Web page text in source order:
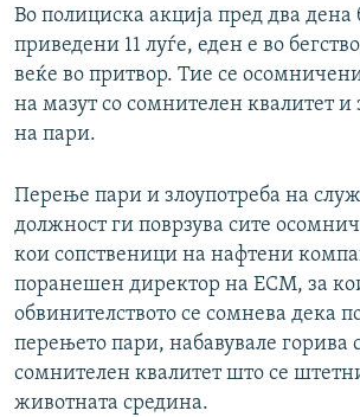
Во полициска акција пред два дена
приведени 11 луѓе, еден е во
веќе во притвор. Тие се
на мазут со сомнителен квалитет и
на пари.
Перење пари и злоупотреба на
должност ги поврзува сите
кои сопственици на нафтени
поранешен директор на ЕСМ, за
обвинителството се сомнева дека
перењето пари, набавувале горива
сомнителен квалитет што се
животната средина.